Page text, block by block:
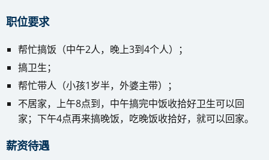
职位要求
帮忙搞饭（中午2人，晚上3到4个人）；
搞卫生；
帮忙带人（小孩1岁半，外婆主带）；
不居家，上午8点到，中午搞完中饭收拾好卫生可以回
家；下午4点再来搞晚饭，吃晚饭收拾好，就可以回家。
薪资待遇